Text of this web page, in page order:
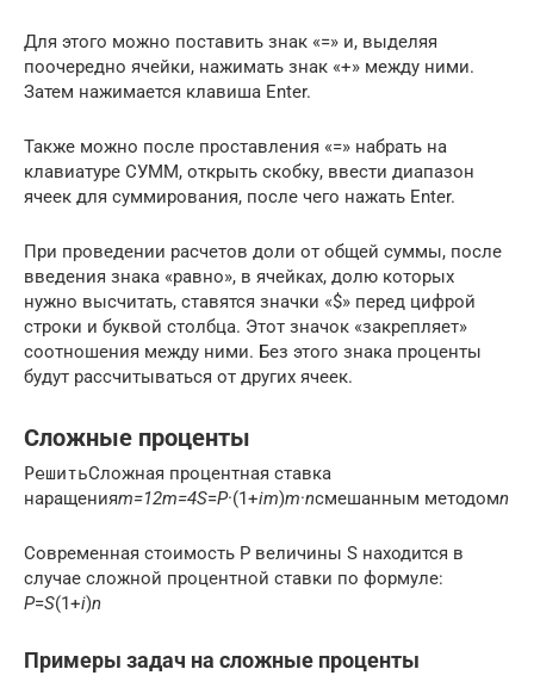
Для этого можно поставить знак «=» и, выделяя
поочередно ячейки, нажимать знак «+» между ними.
Затем нажимается клавиша Enter.
Также можно после проставления «=» набрать на
клавиатуре СУММ, открыть скобку, ввести диапазон
ячеек для суммирования, после чего нажать Enter.
При проведении расчетов доли от общей суммы, после
введения знака «равно», в ячейках, долю которых
нужно высчитать, ставятся значки «$» перед цифрой
строки и буквой столбца. Этот значок «закрепляет»
соотношения между ними. Без этого знака проценты
будут рассчитываться от других ячеек.
Сложные проценты
РешитьСложная процентная ставка
наращенияm=12m=4S=P·(1+im​)m·nсмешанным методомn
Современная стоимость Р величины S находится в
случае сложной процентной ставки по формуле:
P=S(1+i)n
Примеры задач на сложные проценты